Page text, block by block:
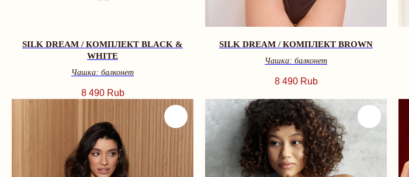
SILK DREAM / КОМПЛЕКТ BLACK &
WHITE
Чашка: балконет
8 490 Rub
SILK DREAM / КОМПЛЕКТ BROWN
Чашка: балконет
8 490 Rub